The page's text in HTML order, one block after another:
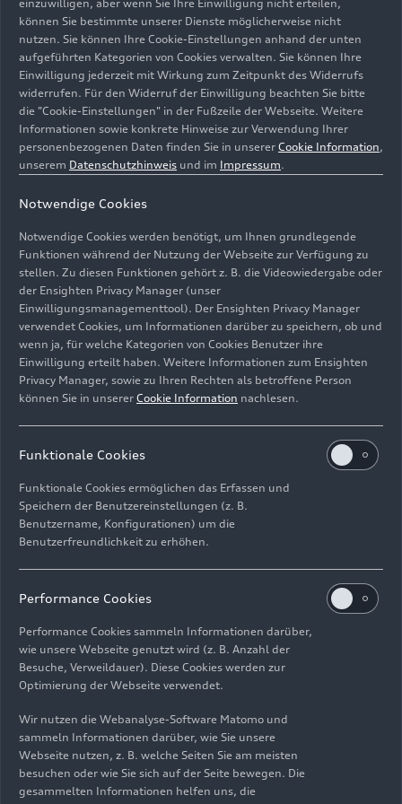
Francesco Bagnaia verteidigt seinen MotoGP-
Weltmeistertitel mit einem Sieg
Bild-Nr: A236448 · Copyright: AUDI AG
Rechte: Verwendung für Pressezwecke honorarfrei
ImpressumRechtliches
Hinweisgebersystem
Informationen zur BarrierefreiheitKontakt
© 2026 AUDI AG. Alle Rechte vorbehalten.
EN
Die Angaben zu Kraftstoffverbrauch, Stromverbrauch, CO₂-
Emissionen und elektrischer Reichweite wurden nach dem
gesetzlich vorgeschriebenen Messverfahren „Worldwide
einzuwilligen, aber wenn Sie Ihre Einwilligung nicht erteilen,
können Sie bestimmte unserer Dienste möglicherweise nicht
nutzen. Sie können Ihre Cookie-Einstellungen anhand der unten
aufgeführten Kategorien von Cookies verwalten. Sie können Ihre
Einwilligung jederzeit mit Wirkung zum Zeitpunkt des Widerrufs
widerrufen. Für den Widerruf der Einwilligung beachten Sie bitte
die "Cookie-Einstellungen" in der Fußzeile der Webseite. Weitere
Informationen sowie konkrete Hinweise zur Verwendung Ihrer
personenbezogenen Daten finden Sie in unserer Cookie Information,
unserem Datenschutzhinweis und im Impressum.
Notwendige Cookies
Notwendige Cookies werden benötigt, um Ihnen grundlegende
Funktionen während der Nutzung der Webseite zur Verfügung zu
stellen. Zu diesen Funktionen gehört z. B. die Videowiedergabe oder
der Ensighten Privacy Manager (unser
Einwilligungsmanagementtool). Der Ensighten Privacy Manager
verwendet Cookies, um Informationen darüber zu speichern, ob und
wenn ja, für welche Kategorien von Cookies Benutzer ihre
Einwilligung erteilt haben. Weitere Informationen zum Ensighten
Privacy Manager, sowie zu Ihren Rechten als betroffene Person
können Sie in unserer Cookie Information nachlesen.
Funktionale Cookies
Funktionale Cookies ermöglichen das Erfassen und
Speichern der Benutzereinstellungen (z. B.
Benutzername, Konfigurationen) um die
Benutzerfreundlichkeit zu erhöhen.
Performance Cookies
Performance Cookies sammeln Informationen darüber,
wie unsere Webseite genutzt wird (z. B. Anzahl der
Besuche, Verweildauer). Diese Cookies werden zur
Optimierung der Webseite verwendet.
Wir nutzen die Webanalyse-Software Matomo und
sammeln Informationen darüber, wie Sie unsere
Webseite nutzen, z. B. welche Seiten Sie am meisten
besuchen oder wie Sie sich auf der Seite bewegen. Die
gesammelten Informationen helfen uns, die